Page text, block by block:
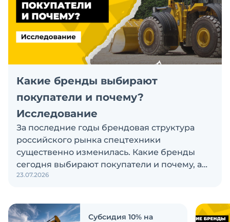
Какие бренды выбирают
покупатели и почему?
Исследование
За последние годы брендовая структура
российского рынка спецтехники
существенно изменилась. Какие бренды
сегодня выбирают покупатели и почему, а
также кого считают лидерами рынка?
ответить на эти вопросы
23.07.2026
Субсидия 10% на